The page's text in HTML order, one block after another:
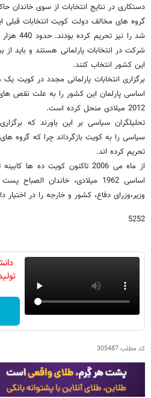
دستکاری در نتایج انتخابات از سوی خاندان
گروه های مخالف دولت کویت انتخابات قبلی
شد را نیز
این کشور انتخاب کنند.
برگزاری انتخابات پارلمانی مجدد در کویت
اساسی پارلمان این کشور را به علت نقص های
2012 میلادی منحل کرده است.
تحلیلگران سیاسی بر این باورند که
سیاسی را به کویت بازگرداند چرا که گروه
تحریم کرده اند.
از ماه می 2006 تاکنون کویت ده
اساسی 1962 میلادی، خاندان
وزیر،وزرای دفاع، کشور و خارجه را در اختیار
5252
کد مطلب305487